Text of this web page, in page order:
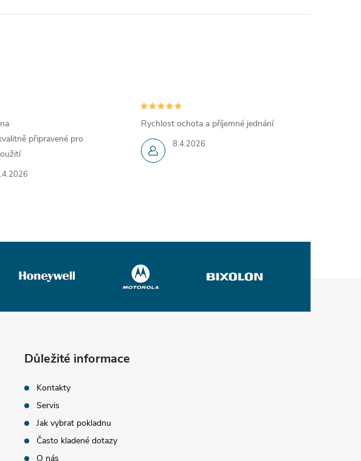
připravené pro
8.4.2026
Rychlost ochota a příjemné jednání
Důležité informace
Kontakty
Servis
Jak vybrat pokladnu
Často kladené dotazy
O nás